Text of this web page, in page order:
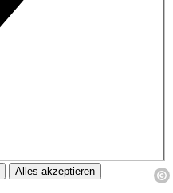
Alles akzeptieren